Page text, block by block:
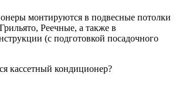
монтируются в подвесные потолки
Реечные, а также в
(с подготовкой посадочного
кассетный кондиционер?